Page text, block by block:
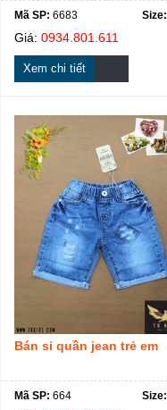
Mã SP: 6683 Size:
Giá: 0934.801.611
Xem chi tiết
Bán sỉ quần jean trẻ em
Mã SP: 664 Size: